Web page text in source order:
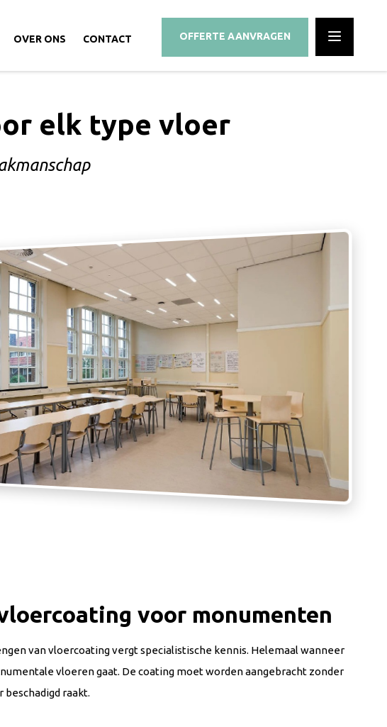
OVER ONS CONTACT OFFERTE AANVRAGEN
elk type vloer
voor monumenten
van vloercoating vergt specialistische kennis. Helemaal wanneer
vloeren gaat. De coating moet worden aangebracht zonder
beschadigd raakt.